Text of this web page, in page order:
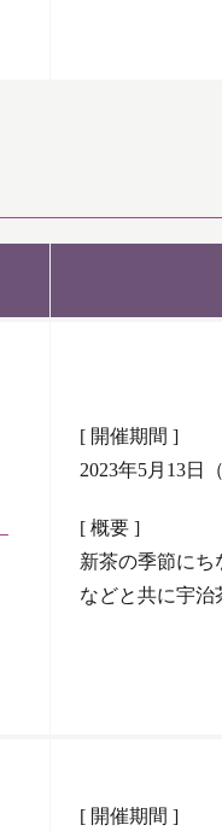
[ 開催期間 ]
2023年5月13日
[ 概要 ]
新茶の季節にち
などと共に宇治
[ 開催期間 ]